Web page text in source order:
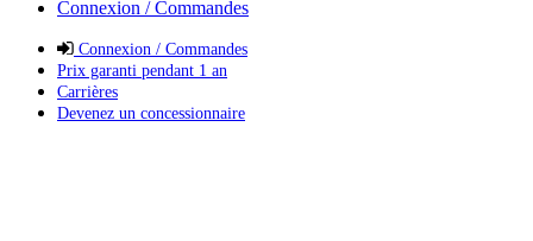
Connexion / Commandes
Connexion / Commandes
Prix garanti pendant 1 an
Carrières
Devenez un concessionnaire